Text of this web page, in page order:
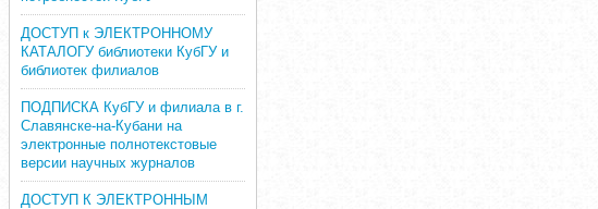
ДОСТУП к ЭЛЕКТРОННОМУ
КАТАЛОГУ библиотеки КубГУ и
библиотек филиалов
ПОДПИСКА КубГУ и филиала в г.
Славянске-на-Кубани на
электронные полнотекстовые
версии научных журналов
ДОСТУП К ЭЛЕКТРОННЫМ